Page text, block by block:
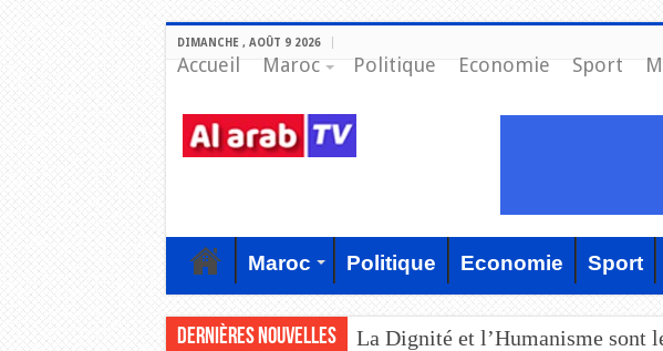
DIMANCHE , AOÛT 9 2026
Accueil Maroc Politique Economie Sport
Maroc Politique Economie Sport
Dernières nouvelles La Dignité et l’Humanisme sont